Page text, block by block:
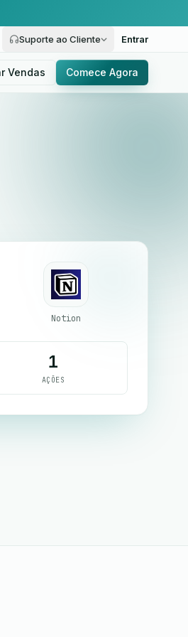
Suporte ao Cliente Entrar
Vendas Comece Agora
Notion
1
AÇÕES